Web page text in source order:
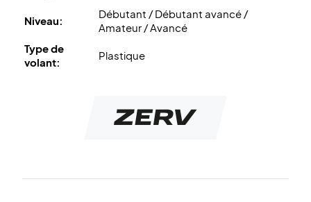
Niveau:
Débutant / Débutant avancé /
Amateur / Avancé
Type de
volant:
Plastique